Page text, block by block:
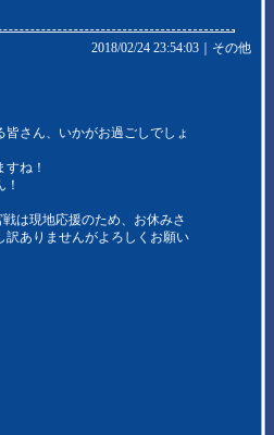
2018/02/24 23:54:03｜ その他
皆さん、いかがお過ごしでしょ
ね！
は現地応援のため、お休みさ
訳ありませんがよろしくお願い